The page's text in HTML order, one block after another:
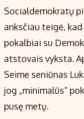
Socialdemokratų
anksčiau teigė,
pokalbiai su
atstovais vyksta.
Seime seniūnas
jog „minimalūs“
pusę metų.